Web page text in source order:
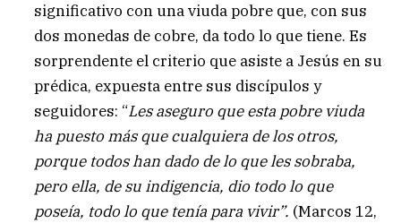
significativo con una viuda pobre que, con sus
dos monedas de cobre, da todo lo que tiene. Es
sorprendente el criterio que asiste a Jesús en su
prédica, expuesta entre sus discípulos y
seguidores: “Les aseguro que esta pobre viuda
ha puesto más que cualquiera de los otros,
porque todos han dado de lo que les sobraba,
pero ella, de su indigencia, dio todo lo que
poseía, todo lo que tenía para vivir”. (Marcos 12,